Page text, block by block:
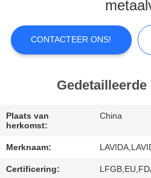
FABRIEKSREIS
ONS
CONTACTEER ONS!
Plaats van
herkomst:
China
Merknaam:
Certificering: